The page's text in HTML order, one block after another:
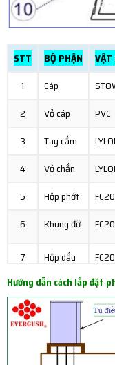
STT BỘ PHẬN VẬT
1
Cáp
2
Vỏ cáp PVC
3
Tay cầm
4
Vỏ chắn
5
Hộp phớt
6
Khung đỡ
7 Hộp dầu
8
Chân bơm
Hướng dẫn cách lắp đặt